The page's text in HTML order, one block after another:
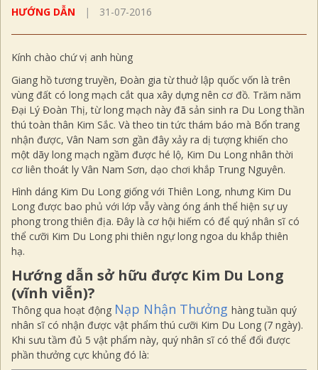
HƯỚNG DẪN | 31-07-2016
Kính chào chứ vị anh hùng
Giang hồ tương truyền, Đoàn gia từ thuở lập quốc vốn là trên
vùng đất có long mạch cắt qua xây dựng nên cơ đồ. Trăm năm
Đại Lý Đoàn Thị, từ long mạch này đã sản sinh ra Du Long thần
thú toàn thân Kim Sắc. Và theo tin tức thám báo mà Bổn trang
nhận được, Vân Nam sơn gần đây xảy ra dị tượng khiến cho
một dãy long mạch ngầm được hé lộ, Kim Du Long nhân thời
cơ liên thoát ly Vân Nam Sơn, dạo chơi khắp Trung Nguyên.
Hình dáng Kim Du Long giống với Thiên Long, nhưng Kim Du
Long được bao phủ với lớp vẫy vàng óng ánhthể hiện sựuy
phong trong thiên địa. Đây là cơ hội hiếm có để quý nhân sĩ có
thể cưỡi Kim Du Long phi thiên ngự long ngoa du khắp thiên
hạ.
Hướng dẫn sở hữu được Kim Du Long
(vĩnh viễn)?
Thông qua hoạt động Nạp Nhận Thưởng hàng tuần quý
nhân sĩ có nhận được vật phẩm thú cưỡi Kim Du Long (7 ngày).
Khi sưu tầm đủ 5 vật phẩm này, quý nhân sĩ có thể đổi được
phần thưởng cực khủng đó là: